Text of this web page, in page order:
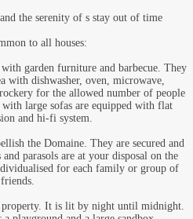
the serenity of s stay out of time
to all houses:
garden furniture and barbecue. They
with dishwasher, oven, microwave,
for the allowed number of people
large sofas are equipped with flat
and hi-fi system.
the Domaine. They are secured and
parasols are at your disposal on the
for each family or group of
friends.
property. It is lit by night until midnight.